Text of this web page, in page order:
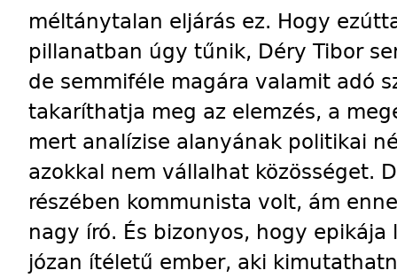
méltánytalan eljárás ez. Hogy
pillanatban úgy tűnik, Déry Tibor
de semmiféle magára valamit adó
takaríthatja meg az elemzés, a
mert analízise alanyának politikai
azokkal nem vállalhat közösséget.
részében kommunista volt, ám
nagy író. És bizonyos, hogy
józan ítéletű ember, aki